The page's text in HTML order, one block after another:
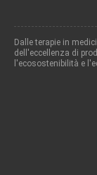
Dalle terapie in
dell'eccellenza di
l'ecosostenibilità e